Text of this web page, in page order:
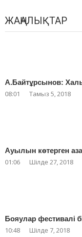
ЖАҢАЛЫҚТАР
А.Байтұрсынов:
08:01 Тамыз 5, 2018
Ауылын көтерген
01:06 Шілде 27, 2018
Бояулар фестивалі
10:48 Шілде 7, 2018